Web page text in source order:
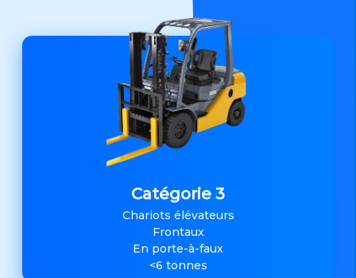
Catégorie 3
Chariots élévateurs
Frontaux
En porte-à-faux
<6 tonnes